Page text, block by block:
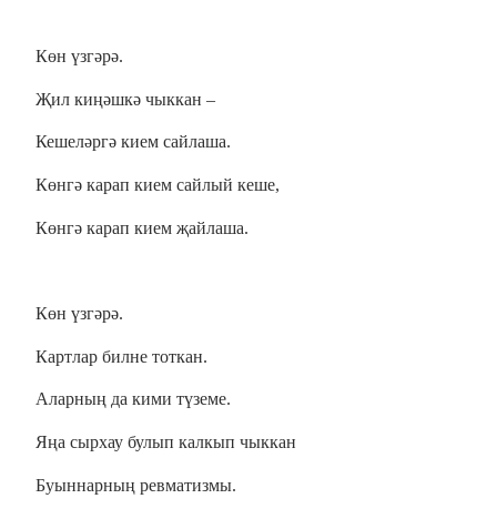
Көн үзгәрә.
Җил киңәшкә чыккан –
Кешеләргә кием сайлаша.
Көнгә карап кием сайлый кеше,
Көнгә карап кием җайлаша.
Көн үзгәрә.
Картлар билне тоткан.
Аларның да кими түземе.
Яңа сырхау булып калкып чыккан
Буыннарның ревматизмы.